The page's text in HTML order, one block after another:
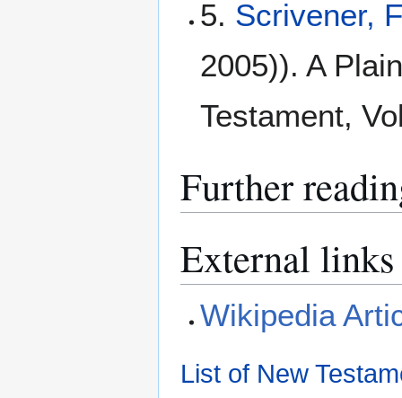
5. Scrivener,
2005)). A
Testament,
Further
External links
Wikipedia
List of New